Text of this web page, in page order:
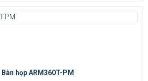
Bàn họp ARM360T-PM